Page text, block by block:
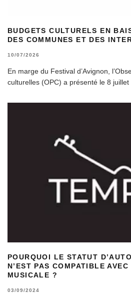
BUDGETS CULTURELS EN
DES COMMUNES ET DES
10/07/2026
En marge du Festival d’Avignon,
culturelles (OPC) a présenté le 8
POURQUOI LE STATUT
N’EST PAS COMPATIBLE
MUSICALE ?
03/09/2024